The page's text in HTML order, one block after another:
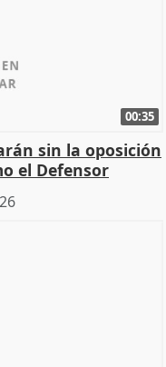
00:35
sin la oposición
el Defensor